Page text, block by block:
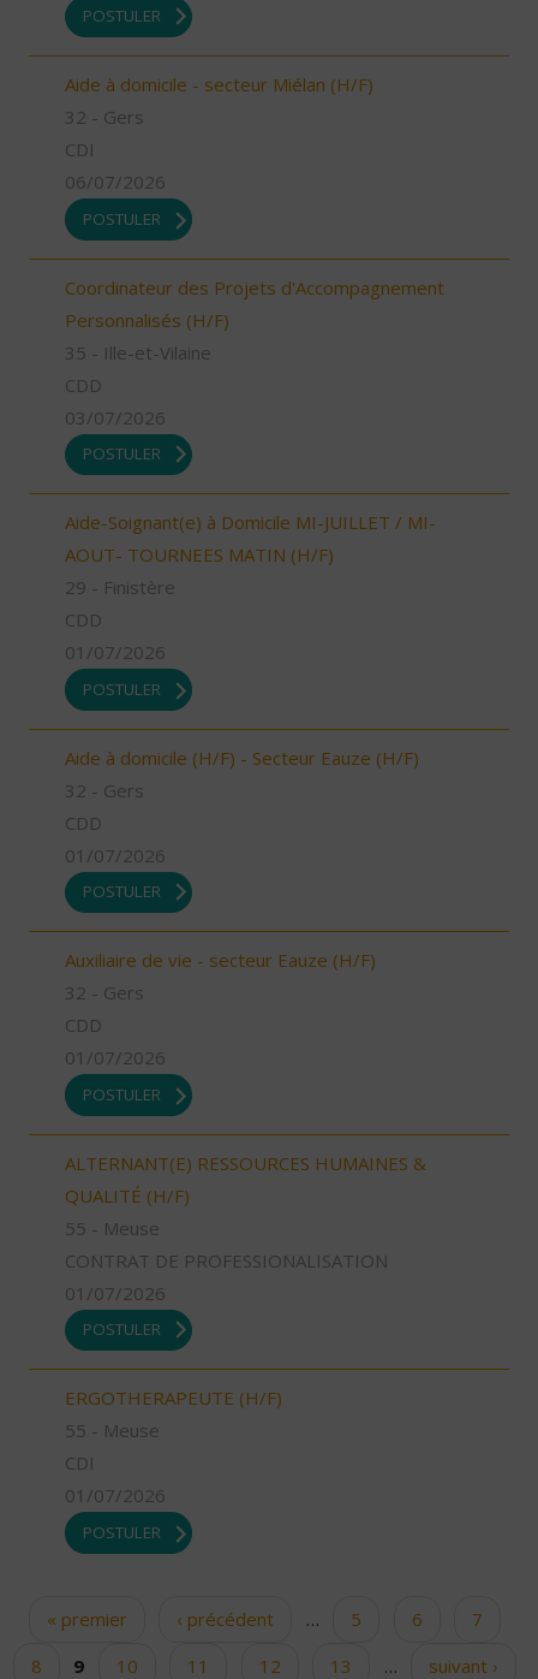
POSTULER
Aide à domicile - secteur Miélan (H/F)
32 - Gers
CDI
06/07/2026
POSTULER
Coordinateur des Projets d'Accompagnement
Personnalisés (H/F)
35 - Ille-et-Vilaine
CDD
03/07/2026
POSTULER
Aide-Soignant(e) à Domicile MI-JUILLET / MI-
AOUT- TOURNEES MATIN (H/F)
29 - Finistère
CDD
01/07/2026
POSTULER
Aide à domicile (H/F) - Secteur Eauze (H/F)
32 - Gers
CDD
01/07/2026
POSTULER
Auxiliaire de vie - secteur Eauze (H/F)
32 - Gers
CDD
01/07/2026
POSTULER
ALTERNANT(E) RESSOURCES HUMAINES &
QUALITÉ (H/F)
55 - Meuse
CONTRAT DE PROFESSIONALISATION
01/07/2026
POSTULER
ERGOTHERAPEUTE (H/F)
55 - Meuse
CDI
01/07/2026
POSTULER
Pages« premier ‹ précédent … 5 6
7
8
9 10 11 12 13 …
suivant ›